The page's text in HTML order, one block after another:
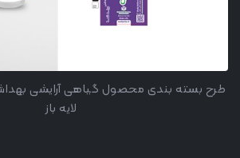
طرح بسته بندی محصول گیاهی آرایشی
لایه باز